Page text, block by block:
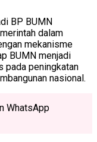
BP BUMN
dalam
mekanisme
BUMN menjadi
pada peningkatan
nasional.
WhatsApp